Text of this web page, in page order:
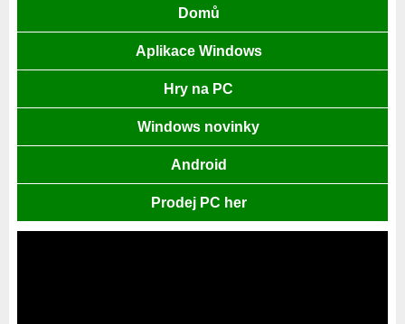
Domů
Aplikace Windows
Hry na PC
Windows novinky
Android
Prodej PC her